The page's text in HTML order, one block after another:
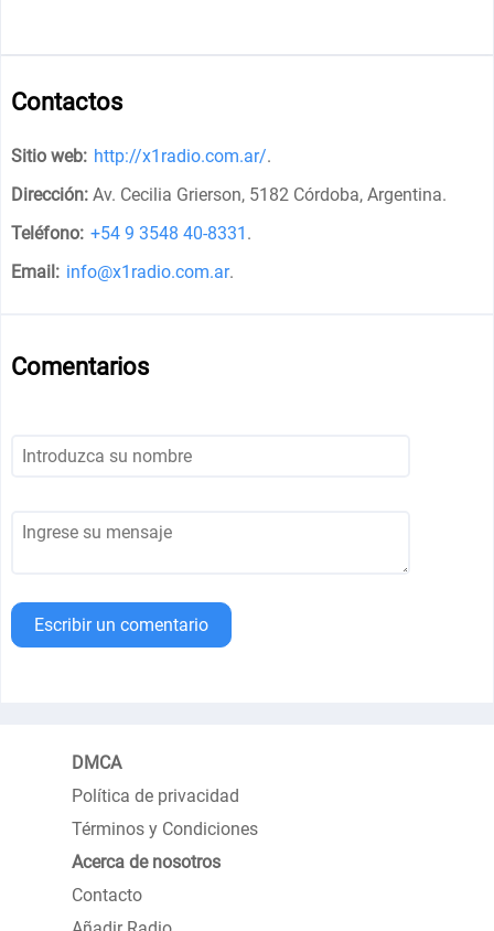
Contactos
Sitio web: http://x1radio.com.ar/.
Dirección: Av. Cecilia Grierson, 5182 Córdoba, Argentina.
Teléfono: +54 9 3548 40-8331 .
Email: info@x1radio.com.ar.
Comentarios
Escribir un comentario
DMCA
Política de privacidad
Términos y Condiciones
Acerca de nosotros
Contacto